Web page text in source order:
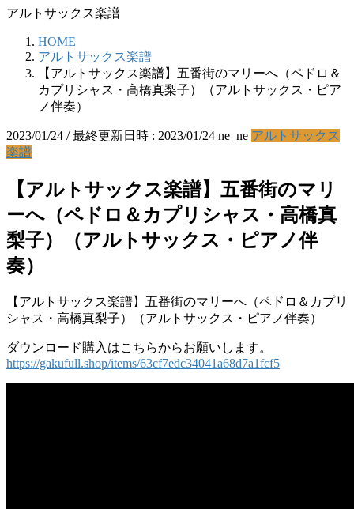
アルトサックス楽譜
HOME
アルトサックス楽譜
【アルトサックス楽譜】五番街のマリーへ（ペドロ＆
カプリシャス・高橋真梨子）（アルトサックス・ピア
ノ伴奏）
2023/01/24 / 最終更新日時 : 2023/01/24 ne_ne アルトサックス
楽譜
【アルトサックス楽譜】五番街のマリ
ーへ（ペドロ＆カプリシャス・高橋真
梨子）（アルトサックス・ピアノ伴
奏）
【アルトサックス楽譜】五番街のマリーへ（ペドロ＆カプリ
シャス・高橋真梨子）（アルトサックス・ピアノ伴奏）
ダウンロード購入はこちらからお願いします。
https://gakufull.shop/items/63cf7edc34041a68d7a1fcf5